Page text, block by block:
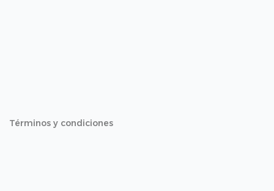
Términos y condiciones